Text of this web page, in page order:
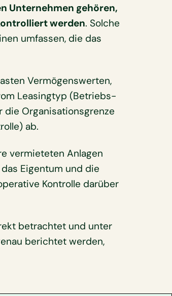
Unternehmen gehören,
werden. Solche
umfassen, die das
Vermögenswerten,
Leasingtyp (Betriebs-
die Organisationsgrenze
ab.
vermieteten Anlagen
Eigentum und die
Kontrolle darüber
betrachtet und unter
berichtet werden,